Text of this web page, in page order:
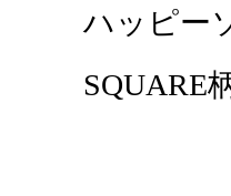
ハッピー
SQUARE